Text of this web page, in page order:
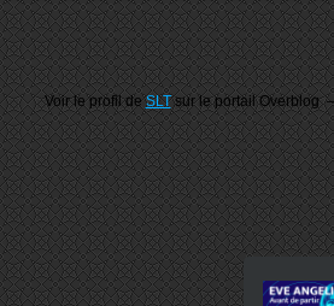
Voir le profil deSLTsur le portail Overblog